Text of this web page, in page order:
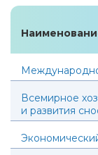
Всемирное
и развития